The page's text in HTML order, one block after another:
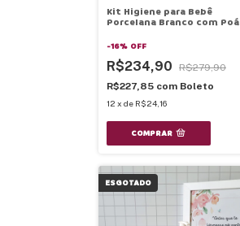
Kit Higiene para Bebê
Porcelana Branco com Poá
-16% OFF
R$234,90
R$279,90
R$227,85 com Boleto
12 x de R$24,16
ESGOTADO